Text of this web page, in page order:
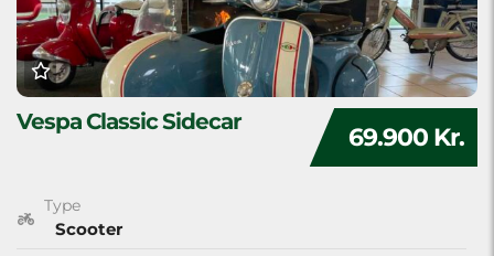
69.900 Kr.
Vespa Classic Sidecar
Type
Scooter